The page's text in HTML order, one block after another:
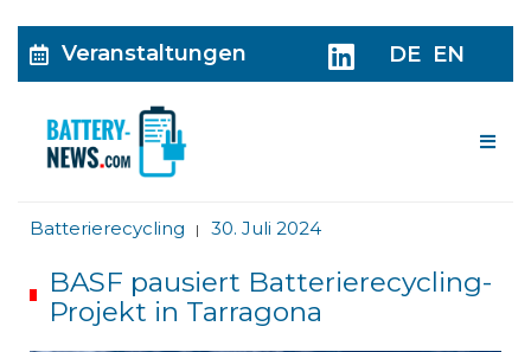
Veranstaltungen DE EN
Batterierecycling | 30. Juli 2024
BASF pausiert Batterierecycling-
Projekt in Tarragona